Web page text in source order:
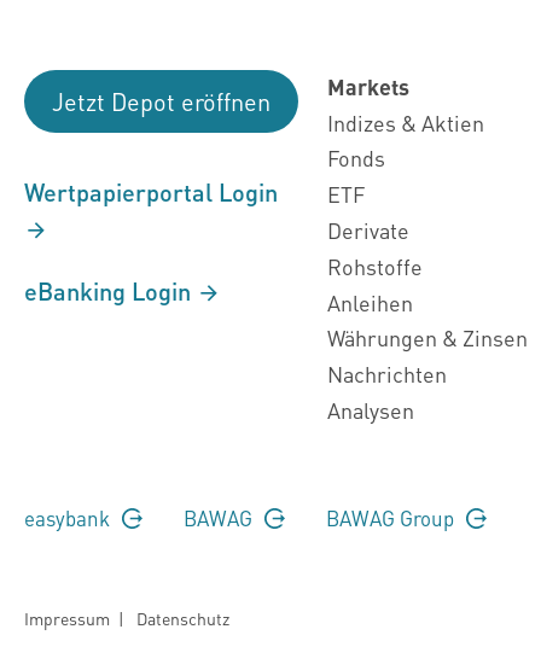
Jetzt Depot eröffnen
Wertpapierportal Login
eBanking Login
Markets
Indizes & Aktien
Fonds
ETF
Derivate
Rohstoffe
Anleihen
Währungen & Zinsen
Nachrichten
Analysen
easybank BAWAG BAWAG Group
Impressum | Datenschutz